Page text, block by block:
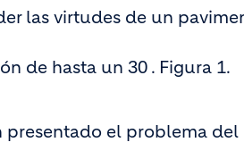
las virtudes de un
de hasta un 30 . Figura 1.
el problema